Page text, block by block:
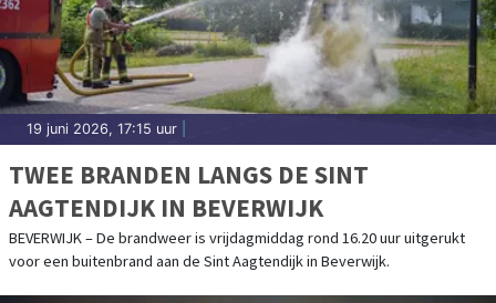
19 juni 2026, 17:15 uur
TWEE BRANDEN LANGS DE SINT
AAGTENDIJK IN BEVERWIJK
BEVERWIJK – De brandweer is vrijdagmiddag rond 16.20 uur uitgerukt
voor een buitenbrand aan de Sint Aagtendijk in Beverwijk.